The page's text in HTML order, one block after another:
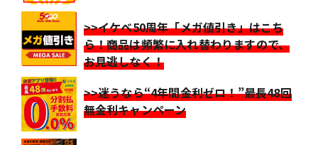
>>イケベ50周年「メガ値引き」はこち
ら！商品は頻繁に入れ替わりますので、
お見逃しなく！
>>迷うなら“4年間金利ゼロ！”最長48回
無金利キャンペーン